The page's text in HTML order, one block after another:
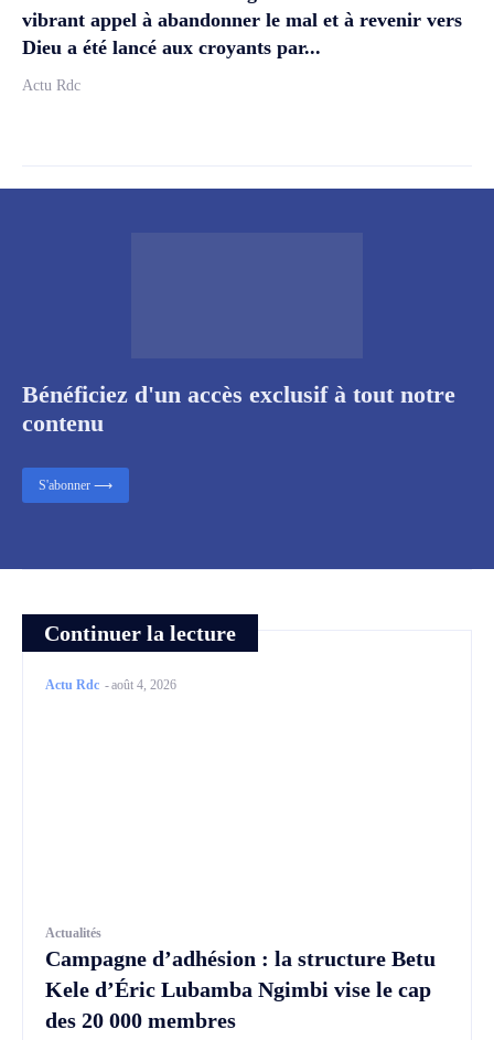
vibrant appel à abandonner le mal et à revenir vers
Dieu a été lancé aux croyants par...
Actu Rdc
Continuer la lecture
Actu Rdc -août 4, 2026
Actualités
Campagne d’adhésion : la structure Betu
Kele d’Éric Lubamba Ngimbi vise le cap
des 20 000 membres
Bénéficiez d'un accès exclusif à tout notre
contenu
S'abonner ⟶